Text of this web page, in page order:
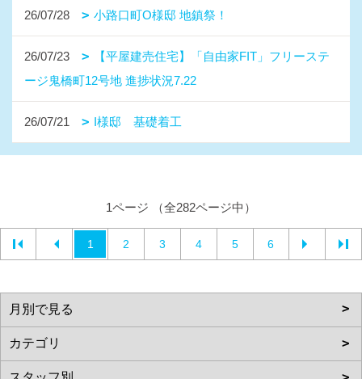
26/07/28 小路口町O様邸 地鎮祭！
26/07/23
【平屋建売住宅】「自由家FIT」フリーステ
ージ鬼橋町12号地 進捗状況7.22
26/07/21 I様邸 基礎着工
1ページ （全282ページ中）
1 2 3 4 5 6